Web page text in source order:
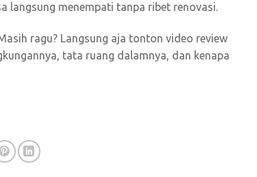
langsung menempati tanpa ribet renovasi.
ragu? Langsung aja tonton video review
tata ruang dalamnya, dan kenapa